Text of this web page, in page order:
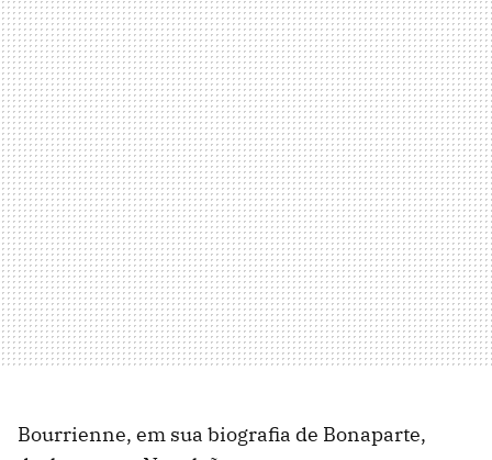
Bourrienne, em sua biografia de Bonaparte,